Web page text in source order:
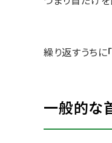
繰り返すうちに
一般的な